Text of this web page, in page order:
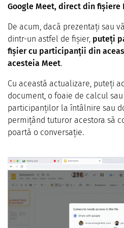
Google Meet, direct din fișiere
De acum, dacă prezentați sau
dintr-un astfel de fișier, puteți
fișier cu participanții din
acesteia Meet.
Cu această actualizare, puteți
document, o foaie de calcul
participanților la întâlnire sau
permițând tuturor acestora să
poartă o conversație.